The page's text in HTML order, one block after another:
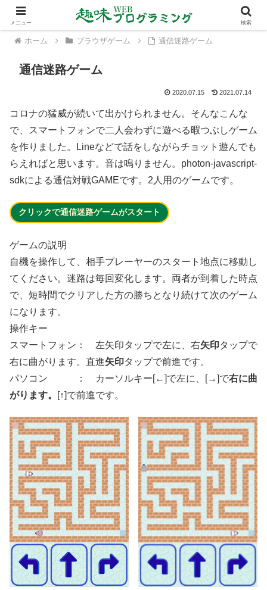
ホーム プラウザゲーム 通信迷路ゲーム
通信迷路ゲーム
2020.07.15 2021.07.14
コロナの猛威が続いて出かけられません。そんなこんな
で、スマートフォンで二人会わずに遊べる暇つぶしゲーム
を作りました。Lineなどで話をしながらチョット遊んでも
らえればと思います。音は鳴りません。photon-javascript-
sdkによる通信対戦GAMEです。2人用のゲームです。
クリックで通信迷路ゲームがスタート
ゲームの説明
自機を操作して、相手プレーヤーのスタート地点に移動し
てください。迷路は毎回変化します。両者が到着した時点
で、短時間でクリアした方の勝ちとなり続けて次のゲーム
になります。
操作キー
スマートフォン： 左矢印タップで左に、右矢印タップで
右に曲がります。直進矢印タップで前進です。
パソコン ： カーソルキー[←]で左に、[→]で右に曲
がります。
[↑]で前進です。
メニュー 検索